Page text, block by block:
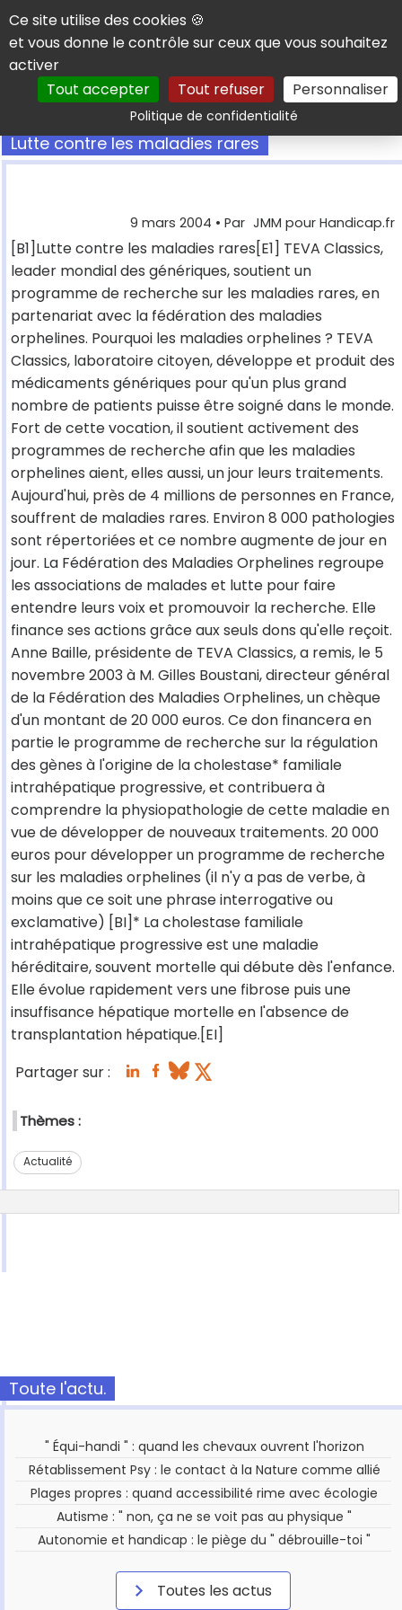
Panneau de gestion des cookies
Ce site utilise des cookies 🍪
et vous donne le contrôle sur ceux que vous souhaitez
activer
Tout accepter
Tout refuser Personnaliser
Politique de confidentialitéRechercher
Lutte contre les maladies rares
9 mars 2004 • Par JMM pour Handicap.fr
[B1]Lutte contre les maladies rares[E1] TEVA Classics,
leader mondial des génériques, soutient un
programme de recherche sur les maladies rares, en
partenariat avec la fédération des maladies
orphelines. Pourquoi les maladies orphelines ? TEVA
Classics, laboratoire citoyen, développe et produit des
médicaments génériques pour qu'un plus grand
nombre de patients puisse être soigné dans le monde.
Fort de cette vocation, il soutient activement des
programmes de recherche afin que les maladies
orphelines aient, elles aussi, un jour leurs traitements.
Aujourd'hui, près de 4 millions de personnes en France,
souffrent de maladies rares. Environ 8 000 pathologies
sont répertoriées et ce nombre augmente de jour en
jour. La Fédération des Maladies Orphelines regroupe
les associations de malades et lutte pour faire
entendre leurs voix et promouvoir la recherche. Elle
finance ses actions grâce aux seuls dons qu'elle reçoit.
Anne Baille, présidente de TEVA Classics, a remis, le 5
novembre 2003 à M. Gilles Boustani, directeur général
de la Fédération des Maladies Orphelines, un chèque
d'un montant de 20 000 euros. Ce don financera en
partie le programme de recherche sur la régulation
des gènes à l'origine de la cholestase* familiale
intrahépatique progressive, et contribuera à
comprendre la physiopathologie de cette maladie en
vue de développer de nouveaux traitements. 20 000
euros pour développer un programme de recherche
sur les maladies orphelines (il n'y a pas de verbe, à
moins que ce soit une phrase interrogative ou
exclamative) [BI]* La cholestase familiale
intrahépatique progressive est une maladie
héréditaire, souvent mortelle qui débute dès l'enfance.
Elle évolue rapidement vers une fibrose puis une
insuffisance hépatique mortelle en l'absence de
transplantation hépatique.[EI]
Partager sur :
Thèmes :
Actualité
Toute l'actu.
" Équi-handi " : quand les chevaux ouvrent l'horizon
Rétablissement Psy : le contact à la Nature comme allié
Plages propres : quand accessibilité rime avec écologie
Autisme : " non, ça ne se voit pas au physique "
Autonomie et handicap : le piège du " débrouille-toi "
Toutes les actus